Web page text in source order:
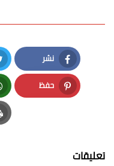
نشر
Facebook
حفظ
Pinterest
تعليقات